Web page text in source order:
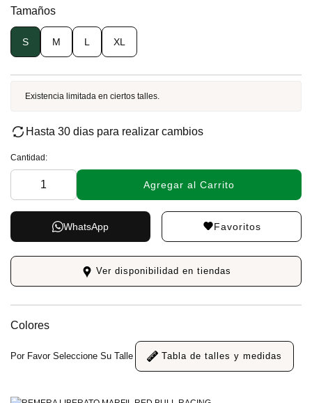
Tamaños
S M L XL
Existencia limitada en ciertos talles.
Hasta 30 dias para realizar cambios
Cantidad:
Agregar al Carrito
Favoritos
WhatsApp
Ver disponibilidad en tiendas
Colores
Por Favor Seleccione Su Talle Tabla de talles y medidas